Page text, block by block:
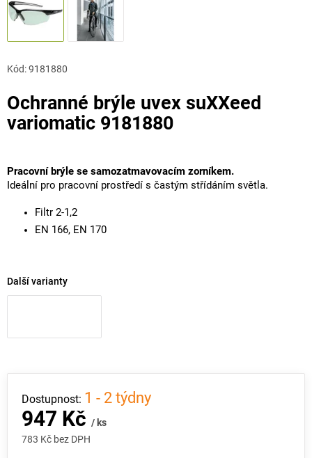
Ochranné brýle uvex suXXeed
variomatic 9181880
Kód:9181880
Pracovní brýle se samozatmavovacím zorníkem.
Ideální pro pracovní prostředí s častým střídáním světla.
Filtr 2-1,2
EN 166, EN 170
Další varianty
947 Kč / ks
783 Kč bez DPH
1 - 2 týdny